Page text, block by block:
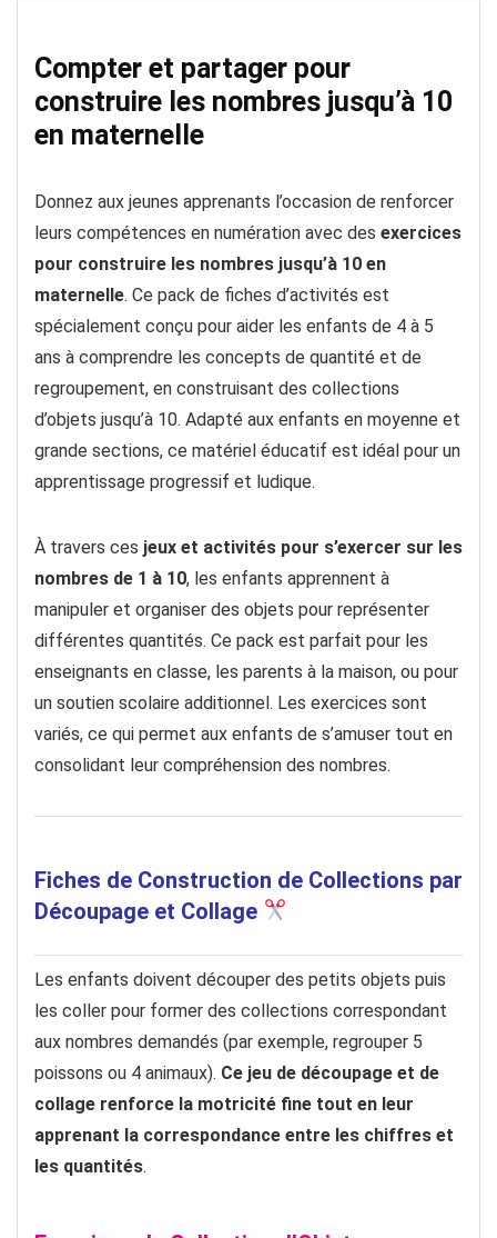
Compter et partager pour
construire les nombres jusqu’à 10
en maternelle
Donnez aux jeunes apprenants l’occasion de renforcer
leurs compétences en numération avec des exercices
pour construire les nombres jusqu’à 10 en
maternelle. Ce pack de fiches d’activités est
spécialement conçu pour aider les enfants de 4 à 5
ans à comprendre les concepts de quantité et de
regroupement, en construisant des collections
d’objets jusqu’à 10. Adapté aux enfants en moyenne et
grande sections, ce matériel éducatif est idéal pour un
apprentissage progressif et ludique.
À travers ces jeux et activités pour s’exercer sur les
nombres de 1 à 10, les enfants apprennent à
manipuler et organiser des objets pour représenter
différentes quantités. Ce pack est parfait pour les
enseignants en classe, les parents à la maison, ou pour
un soutien scolaire additionnel. Les exercices sont
variés, ce qui permet aux enfants de s’amuser tout en
consolidant leur compréhension des nombres.
Fiches de Construction de Collections par
Découpage et Collage
Les enfants doivent découper des petits objets puis
les coller pour former des collections correspondant
aux nombres demandés (par exemple, regrouper 5
poissons ou 4 animaux). Ce jeu de découpage et de
collage renforce la motricité fine tout en leur
apprenant la correspondance entre les chiffres et
les quantités.